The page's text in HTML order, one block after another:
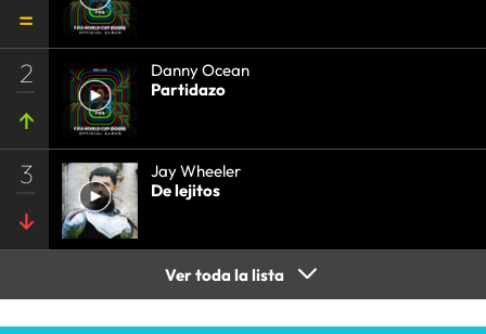
2
Danny Ocean
Partidazo
3
Jay Wheeler
De lejitos
Ver toda la lista